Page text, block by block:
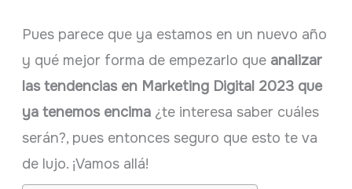
Pues parece que ya estamos en un nuevo año
y qué mejor forma de empezarlo queanalizar
las tendencias en Marketing Digital 2023 que
ya tenemos encima ¿te interesa saber cuáles
serán?, pues entonces seguro que esto te va
de lujo. ¡Vamos allá!